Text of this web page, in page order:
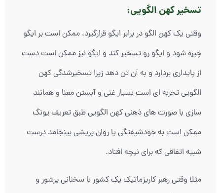
تسخیر کهن الگویی:
وقتی یک کهن الگو در برابر ایگو قرارگیرد، ممکن است بر ایگو
چیره شود و ایگو رو تسخیر کند و ایگو نیز ممکن است دست
از پایداری بردارد و به آن تن دهد زیرا تسخیرشدگی کهن
الگویی تجربه ای است بسیار غنی و آبستن معنا و همانند
سازی با صورت های ذهنی کهن الگویی طبق تعریف یونگ
ممکن است به خودشیفتگی یا روان پریشی بینجامد درست
شبیه اتفاقی که برای نیچه افتاد.
مثلا وقتی رهبر کاریزماتیک یک کشور با سخنانی پرشور و